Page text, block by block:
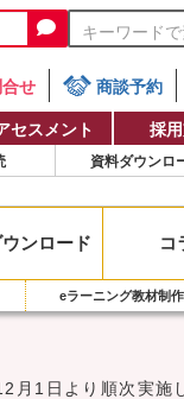
せ 商談予約
セスメント 採
資料ダウンロ
ンロード コ
eラーニング教材制
月1日より順次実施